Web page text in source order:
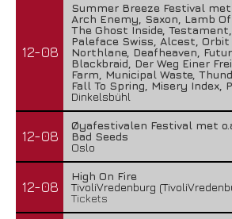
12-08
Summer Breeze Festival met
Arch Enemy, Saxon, Lamb
The Ghost Inside,
Paleface Swiss, Alcest, Orbit
Northlane, Deafheaven,
Blackbraid, Der Weg Einer
Farm, Municipal Waste,
Fall To Spring, Misery Index,
Dinkelsbühl
12-08
Øyafestivalen Festival met
Bad Seeds
Oslo
12-08
High On Fire
TivoliVredenburg
Tickets